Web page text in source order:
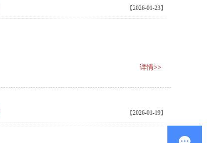
【2026-01-23】
详情>>
【2026-01-19】